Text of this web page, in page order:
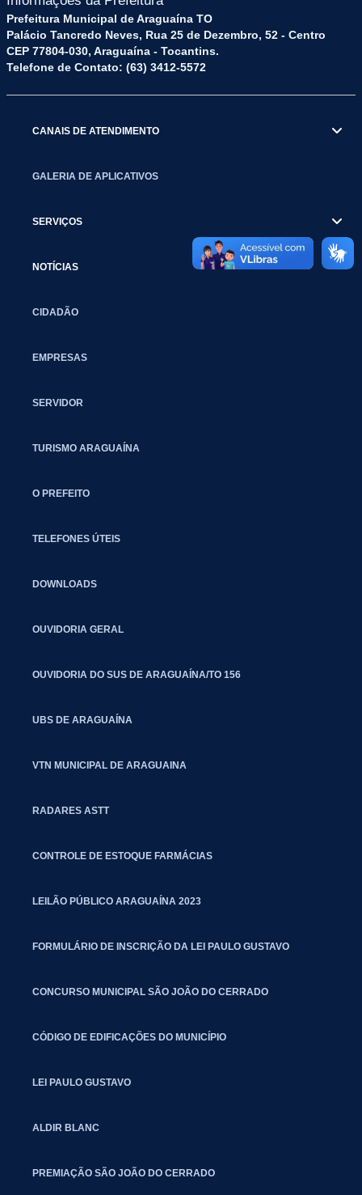
Prefeitura Municipal de Araguaína TO
Palácio Tancredo Neves, Rua 25 de Dezembro, 52 - Centro
CEP 77804-030, Araguaína - Tocantins.
Telefone de Contato: (63) 3412-5572
CANAIS DE ATENDIMENTO
GALERIA DE APLICATIVOS
SERVIÇOS
NOTÍCIAS
CIDADÃO
EMPRESAS
SERVIDOR
TURISMO ARAGUAÍNA
O PREFEITO
TELEFONES ÚTEIS
DOWNLOADS
OUVIDORIA GERAL
OUVIDORIA DO SUS DE ARAGUAÍNA/TO 156
UBS DE ARAGUAÍNA
VTN MUNICIPAL DE ARAGUAINA
RADARES ASTT
CONTROLE DE ESTOQUE FARMÁCIAS
LEILÃO PÚBLICO ARAGUAÍNA 2023
FORMULÁRIO DE INSCRIÇÃO DA LEI PAULO GUSTAVO
CONCURSO MUNICIPAL SÃO JOÃO DO CERRADO
CÓDIGO DE EDIFICAÇÕES DO MUNICÍPIO
LEI PAULO GUSTAVO
ALDIR BLANC
PREMIAÇÃO SÃO JOÃO DO CERRADO